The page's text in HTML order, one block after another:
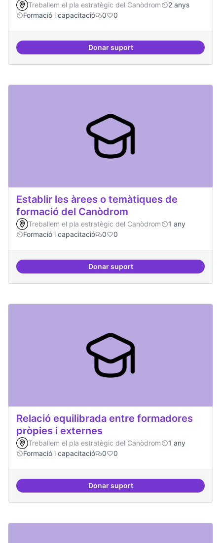
Treballem el pla estratègic del Canòdrom
2 anys
Formació i capacitació
0 0
Donar suportServei estable de migració al
Establir les àrees o temàtiques de
formació del Canòdrom
Treballem el pla estratègic del Canòdrom
1 any
Formació i capacitació
0 0
Donar suportEstablir les àrees o temàtiques
Relació equilibrada entre formadores
pròpies i externes
Treballem el pla estratègic del Canòdrom
1 any
Formació i capacitació
0 0
Donar suportRelació equilibrada entre